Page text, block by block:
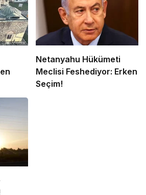
Netanyahu Hükümeti
Meclisi Feshediyor: Erken
Seçim!